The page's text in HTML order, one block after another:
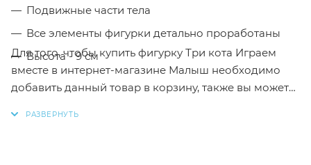
Подвижные части тела
Все элементы фигурки детально проработаны
Высота - 9 см
Для того, чтобы купить фигурку Три кота Играем
вместе в интернет-магазине Малыш необходимо
добавить данный товар в корзину, также вы можете